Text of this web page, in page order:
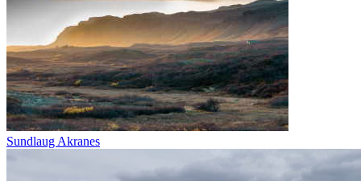
Sundlaug Akranes